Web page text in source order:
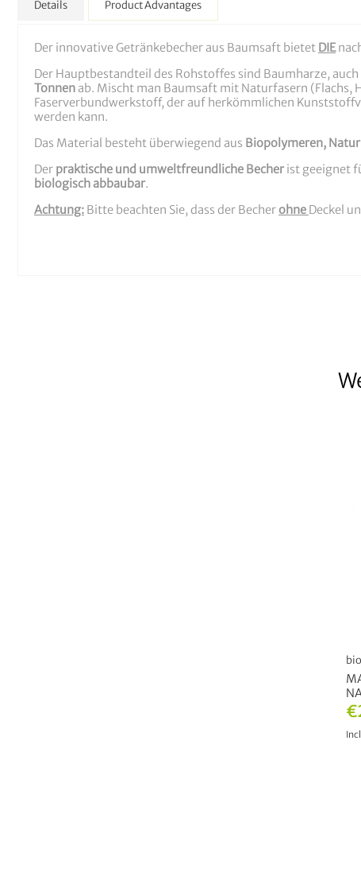
Details
Der innovative Getränkebecher aus Baumsaft bietet DIE
Der Hauptbestandteil des Rohstoffes sind Baumharze,
Tonnen ab. Mischt man Baumsaft mit Naturfasern
Faserverbundwerkstoff, der auf herkömmlichen
werden kann.
Das Material besteht überwiegend aus Biopolymeren,
Der praktische und umweltfreundliche Becher ist geeignet
biologisch abbaubar.
Achtung: Bitte beachten Sie, dass der Becherohne Deckel
Product Advantages